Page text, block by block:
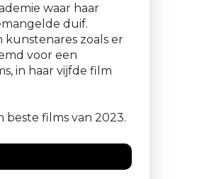
waar haar
duif.
zoals er
voor een
in haar vijfde film
beste films van 2023.